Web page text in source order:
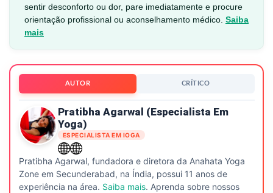
sentir desconforto ou dor, pare imediatamente e procure
orientação profissional ou aconselhamento médico. Saiba
mais
AUTOR CRÍTICO
Pratibha Agarwal (Especialista Em
Yoga)
ESPECIALISTA EM IOGA
Pratibha Agarwal, fundadora e diretora da Anahata Yoga
Zone em Secunderabad, na Índia, possui 11 anos de
experiência na área. Saiba mais. Aprenda sobre nossos